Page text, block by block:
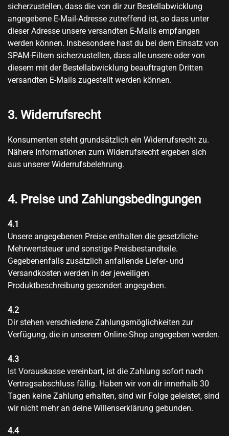
sicherzustellen, dass die von dir zur Bestellabwicklung
angegebene E-Mail-Adresse zutreffend ist, so dass unter
dieser Adresse unsere versandten E-Mails empfangen
werden können. Insbesondere hast du bei dem Einsatz von
SPAM-Filtern sicherzustellen, dass alle unsere oder von
diesem mit der Bestellabwicklung beauftragten Dritten
versandten E-Mails zugestellt werden können.
3. Widerrufsrecht
Konsumenten steht grundsätzlich ein Widerrufsrecht zu.
Nähere Informationen zum Widerrufsrecht ergeben sich
aus unserer Widerrufsbelehrung.
4. Preise und Zahlungsbedingungen
4.1
Unsere angegebenen Preise enthalten die gesetzliche
Mehrwertsteuer und sonstige Preisbestandteile.
Gegebenenfalls zusätzlich anfallende Liefer- und
Versandkosten werden in der jeweiligen
Produktbeschreibung gesondert angegeben.
4.2
Dir stehen verschiedene Zahlungsmöglichkeiten zur
Verfügung, die in unserem Online-Shop angegeben werden.
4.3
Ist Vorauskasse vereinbart, ist die Zahlung sofort nach
Vertragsabschluss fällig. Haben wir von dir innerhalb 30
Tagen keine Zahlung erhalten, sind wir Folge geleistet, sind
wir nicht mehr an deine Willenserklärung gebunden.
4.4